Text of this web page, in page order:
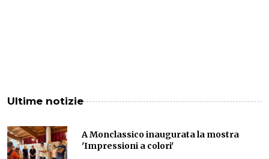
Ultime notizie
A Monclassico inaugurata la mostra
'Impressioni a colori'